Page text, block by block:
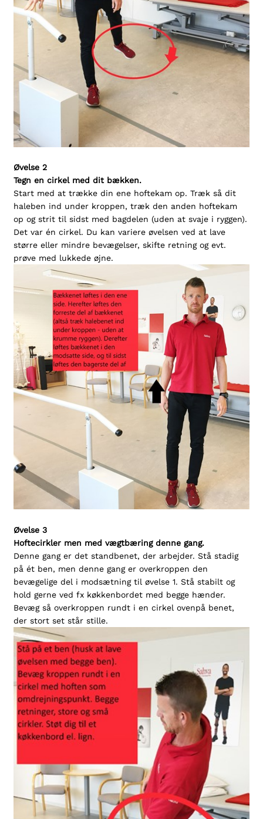
Øvelse 2
Tegn en cirkel med dit bækken.
Start med at trække din ene hoftekam op. Træk så dit
haleben ind under kroppen, træk den anden hoftekam
op og strit til sidst med bagdelen (uden at svaje i ryggen).
Det var én cirkel. Du kan variere øvelsen ved at lave
større eller mindre bevægelser, skifte retning og evt.
prøve med lukkede øjne.
Øvelse 3
Hoftecirkler men med vægtbæring denne gang.
Denne gang er det standbenet, der arbejder. Stå stadig
på ét ben, men denne gang er overkroppen den
bevægelige del i modsætning til øvelse 1. Stå stabilt og
hold gerne ved fx køkkenbordet med begge hænder.
Bevæg så overkroppen rundt i en cirkel ovenpå benet,
der stort set står stille.